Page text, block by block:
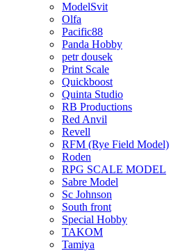
ModelSvit
Olfa
Pacific88
Panda Hobby
petr dousek
Print Scale
Quickboost
Quinta Studio
RB Productions
Red Anvil
Revell
RFM (Rye Field Model)
Roden
RPG SCALE MODEL
Sabre Model
Sc Johnson
South front
Special Hobby
TAKOM
Tamiya